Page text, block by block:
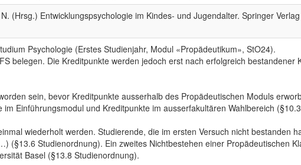
(Hrsg.) Entwicklungspsychologie im Kindes- und Jugendalter. Springer
Psychologie (Erstes Studienjahr, Modul «Propädeutikum», StO24).
belegen. Die Kreditpunkte werden jedoch erst nach erfolgreich bestandener
sein, bevor Kreditpunkte ausserhalb des Propädeutischen Moduls
Einführungsmodul und Kreditpunkte im ausserfakultären Wahlbereich
wiederholt werden. Studierende, die im ersten Versuch nicht bestanden
(§13.6 Studienordnung). Ein zweites Nichtbestehen einer Propädeutischen
Basel (§13.8 Studienordnung).